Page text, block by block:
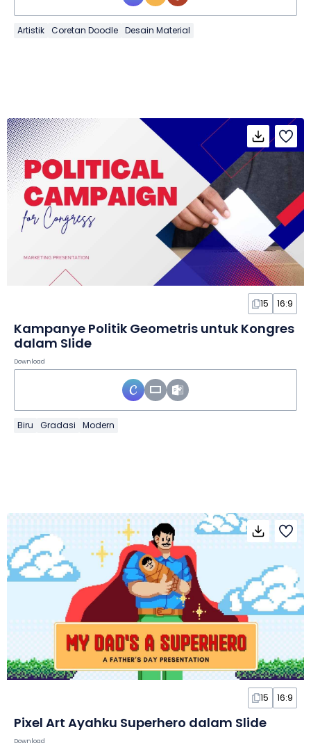
Artistik Coretan Doodle Desain Material
15 16:9
Kampanye Politik Geometris untuk Kongres
dalam Slide
Download
Biru Gradasi Modern
15 16:9
Pixel Art Ayahku Superhero dalam Slide
Download